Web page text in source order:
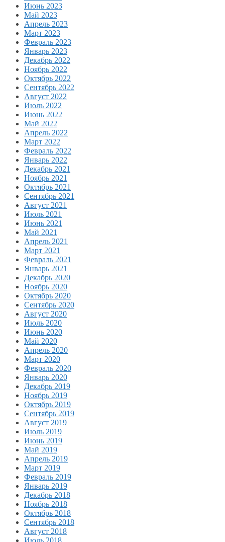
Июнь 2023
Май 2023
Апрель 2023
Март 2023
Февраль 2023
Январь 2023
Декабрь 2022
Ноябрь 2022
Октябрь 2022
Сентябрь 2022
Август 2022
Июль 2022
Июнь 2022
Май 2022
Апрель 2022
Март 2022
Февраль 2022
Январь 2022
Декабрь 2021
Ноябрь 2021
Октябрь 2021
Сентябрь 2021
Август 2021
Июль 2021
Июнь 2021
Май 2021
Апрель 2021
Март 2021
Февраль 2021
Январь 2021
Декабрь 2020
Ноябрь 2020
Октябрь 2020
Сентябрь 2020
Август 2020
Июль 2020
Июнь 2020
Май 2020
Апрель 2020
Март 2020
Февраль 2020
Январь 2020
Декабрь 2019
Ноябрь 2019
Октябрь 2019
Сентябрь 2019
Август 2019
Июль 2019
Июнь 2019
Май 2019
Апрель 2019
Март 2019
Февраль 2019
Январь 2019
Декабрь 2018
Ноябрь 2018
Октябрь 2018
Сентябрь 2018
Август 2018
Июль 2018